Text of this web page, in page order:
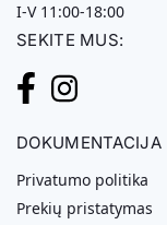
I-V 11:00-18:00
SEKITE MUS:
DOKUMENTACIJA
Privatumo politika
Prekių pristatymas